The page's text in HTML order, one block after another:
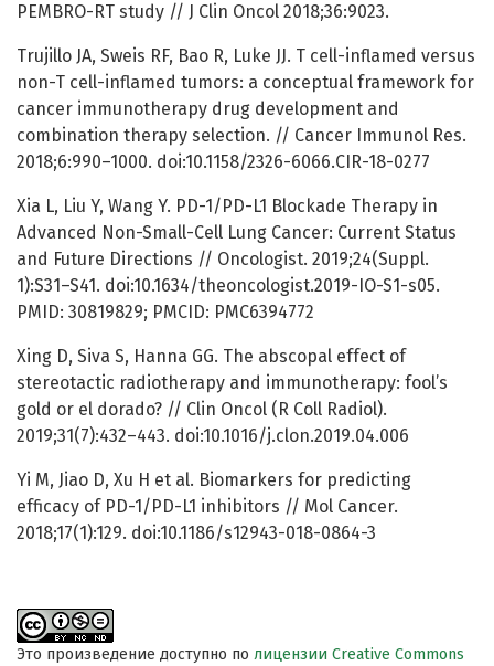
PEMBRO-RT study // J Clin Oncol 2018;36:9023.
Trujillo JA, Sweis RF, Bao R, Luke JJ. T cell-inflamed versus
non-T cell-inflamed tumors: a conceptual framework for
cancer immunotherapy drug development and
combination therapy selection. // Cancer Immunol Res.
2018;6:990–1000. doi:10.1158/2326-6066.CIR-18-0277
Xia L, Liu Y, Wang Y. PD-1/PD-L1 Blockade Therapy in
Advanced Non-Small-Cell Lung Cancer: Current Status
and Future Directions // Oncologist. 2019;24(Suppl.
1):S31–S41. doi:10.1634/theoncologist.2019-IO-S1-s05.
PMID: 30819829; PMCID: PMC6394772
Xing D, Siva S, Hanna GG. The abscopal effect of
stereotactic radiotherapy and immunotherapy: fool’s
gold or el dorado? // Clin Oncol (R Coll Radiol).
2019;31(7):432–443. doi:10.1016/j.clon.2019.04.006
Yi M, Jiao D, Xu H et al. Biomarkers for predicting
efficacy of PD-1/PD-L1 inhibitors // Mol Cancer.
2018;17(1):129. doi:10.1186/s12943-018-0864-3
Это произведение доступно по лицензии Creative Commons